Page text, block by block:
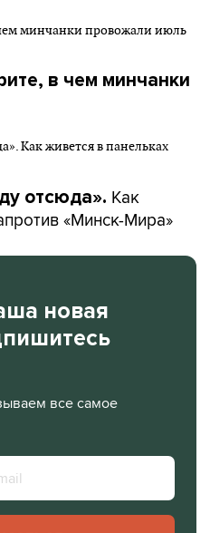
в чем минчанки
отсюда». Как
«Минск-Мира»
новая
все самое